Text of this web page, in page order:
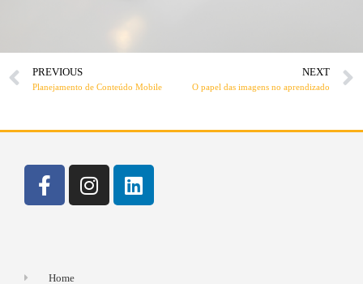
PREVIOUS
Planejamento de Conteúdo Mobile
NEXT
O papel das imagens no aprendizado
Home